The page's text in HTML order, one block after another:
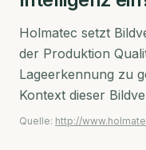
Holmatec setzt
der Produktion
Lageerkennung zu
Kontext dieser
Quelle: http://